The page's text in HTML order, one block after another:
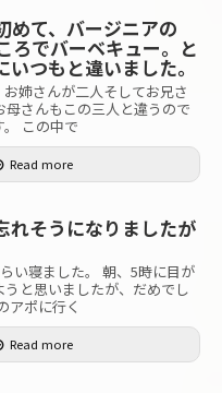
めて、バージニアの
ろでバーベキュー。と
いつもと違いました。
姉さんが二人そしてお兄さ
母さんもこの三人と違うので
この中で
Read more
そうになりましたが
い寝ました。 朝、5時に目が
と思いましたが、だめでし
アポに行く
Read more